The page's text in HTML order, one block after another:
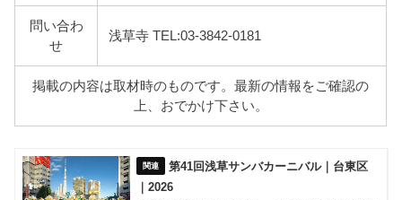
問い合わ
せ
浅草寺 TEL:03-3842-0181
掲載の内容は取材時のものです。最新の情報をご確認の
上、おでかけ下さい。
第41回浅草サンバカーニバル｜台東区
｜2026